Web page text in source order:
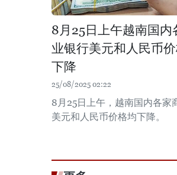
8月25日上午越南国内
业银行美元和人民币
下降
25/08/2025 02:22
8月25日上午，越南国内各家
美元和人民币价格均下降。